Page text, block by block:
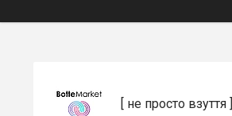
[ не просто взуття ]